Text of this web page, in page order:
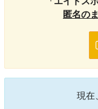
匿名の
現在